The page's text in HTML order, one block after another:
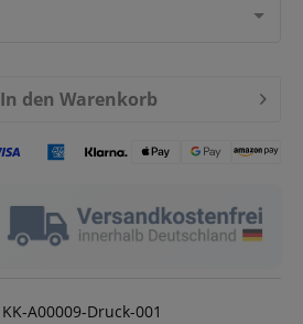
In den Warenkorb
KK-A00009-Druck-001